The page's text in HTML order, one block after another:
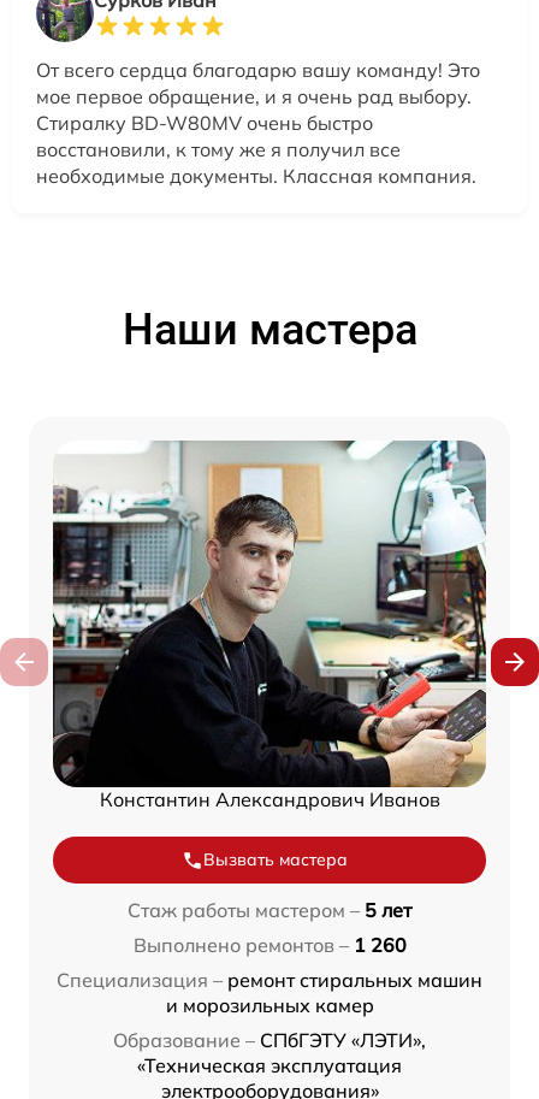
От всего сердца благодарю вашу команду! Это
мое первое обращение, и я очень рад выбору.
Стиралку BD-W80MV очень быстро
восстановили, к тому же я получил все
необходимые документы. Классная компания.
Наши мастера
Константин Александрович Иванов
Вызвать мастера
Стаж работы мастером – 5 лет
Выполнено ремонтов – 1 260
Специализация – ремонт стиральных машин
и морозильных камер
Образование – СПбГЭТУ «ЛЭТИ»,
«Техническая эксплуатация
электрооборудования»